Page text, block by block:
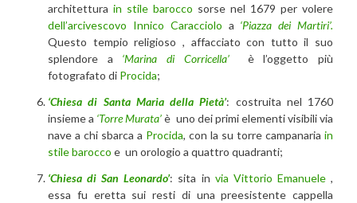
architettura in stile barocco sorse nel 1679 per volere
dell’arcivescovo Innico Caracciolo a ‘Piazza dei Martiri’.
Questo tempio religioso , affacciato con tutto il suo
splendore a ‘Marina di Corricella’è l’oggetto più
fotografato di Procida;
‘Chiesa di Santa Maria della Pietà’: costruita nel 1760
insieme a ‘Torre Murata’è uno dei primi elementi visibili via
nave a chi sbarca a Procida, con la su torre campanaria in
stile barocco e un orologio a quattro quadranti;
‘Chiesa di San Leonardo’: sita in via Vittorio Emanuele,
essa fu eretta sui resti di una preesistente cappella